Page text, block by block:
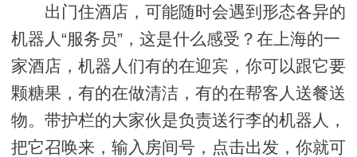
出门住酒店，可能随时会遇到形态各异的
机器人“服务员”，这是什么感受？在上海的一
家酒店，机器人们有的在迎宾，你可以跟它要
颗糖果，有的在做清洁，有的在帮客人送餐送
物。带护栏的大家伙是负责送行李的机器人，
把它召唤来，输入房间号，点击出发，你就可